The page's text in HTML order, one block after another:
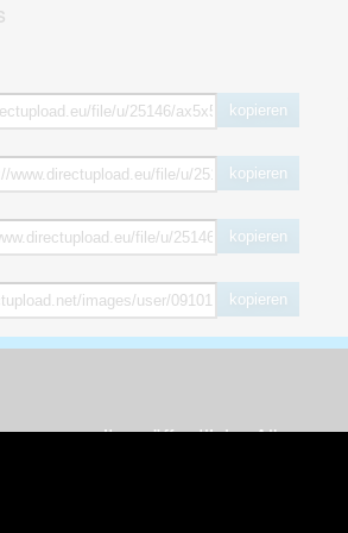
kopieren
kopieren
kopieren
kopieren
weitere öffentliche Alben